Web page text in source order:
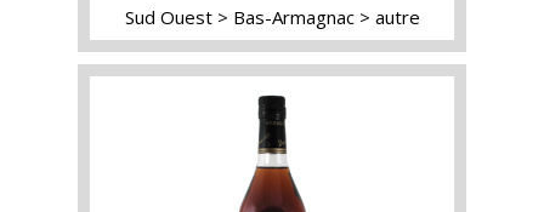
Sud Ouest Bas-Armagnac autre